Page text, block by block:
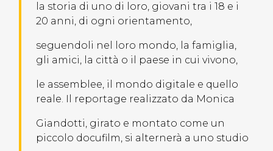
la storia di uno di loro, giovani tra i 18 e i
20 anni, di ogni orientamento,
seguendoli nel loro mondo, la famiglia,
gli amici, la città o il paese in cui vivono,
le assemblee, il mondo digitale e quello
reale. Il reportage realizzato da Monica
Giandotti, girato e montato come un
piccolo docufilm, si alternerà a uno studio